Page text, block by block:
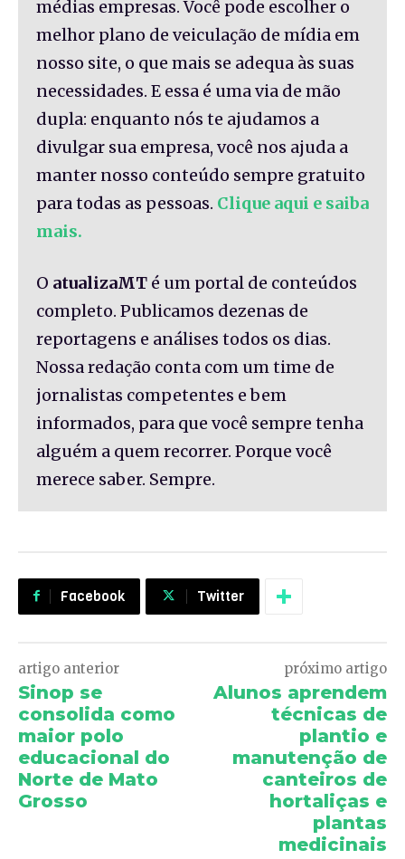
médias empresas. Você pode escolher o
melhor plano de veiculação de mídia em
nosso site, o que mais se adequa às suas
necessidades. E essa é uma via de mão
dupla: enquanto nós te ajudamos a
divulgar sua empresa, você nos ajuda a
manter nosso conteúdo sempre gratuito
para todas as pessoas. Clique aqui e saiba
mais.
O atualizaMT é um portal de conteúdos
completo. Publicamos dezenas de
reportagens e análises todos os dias.
Nossa redação conta com um time de
jornalistas competentes e bem
informados, para que você sempre tenha
alguém a quem recorrer. Porque você
merece saber. Sempre.
Facebook Twitter
artigo anterior
Sinop se
consolida como
maior polo
educacional do
Norte de Mato
Grosso
próximo artigo
Alunos aprendem
técnicas de
plantio e
manutenção de
canteiros de
hortaliças e
plantas
medicinais